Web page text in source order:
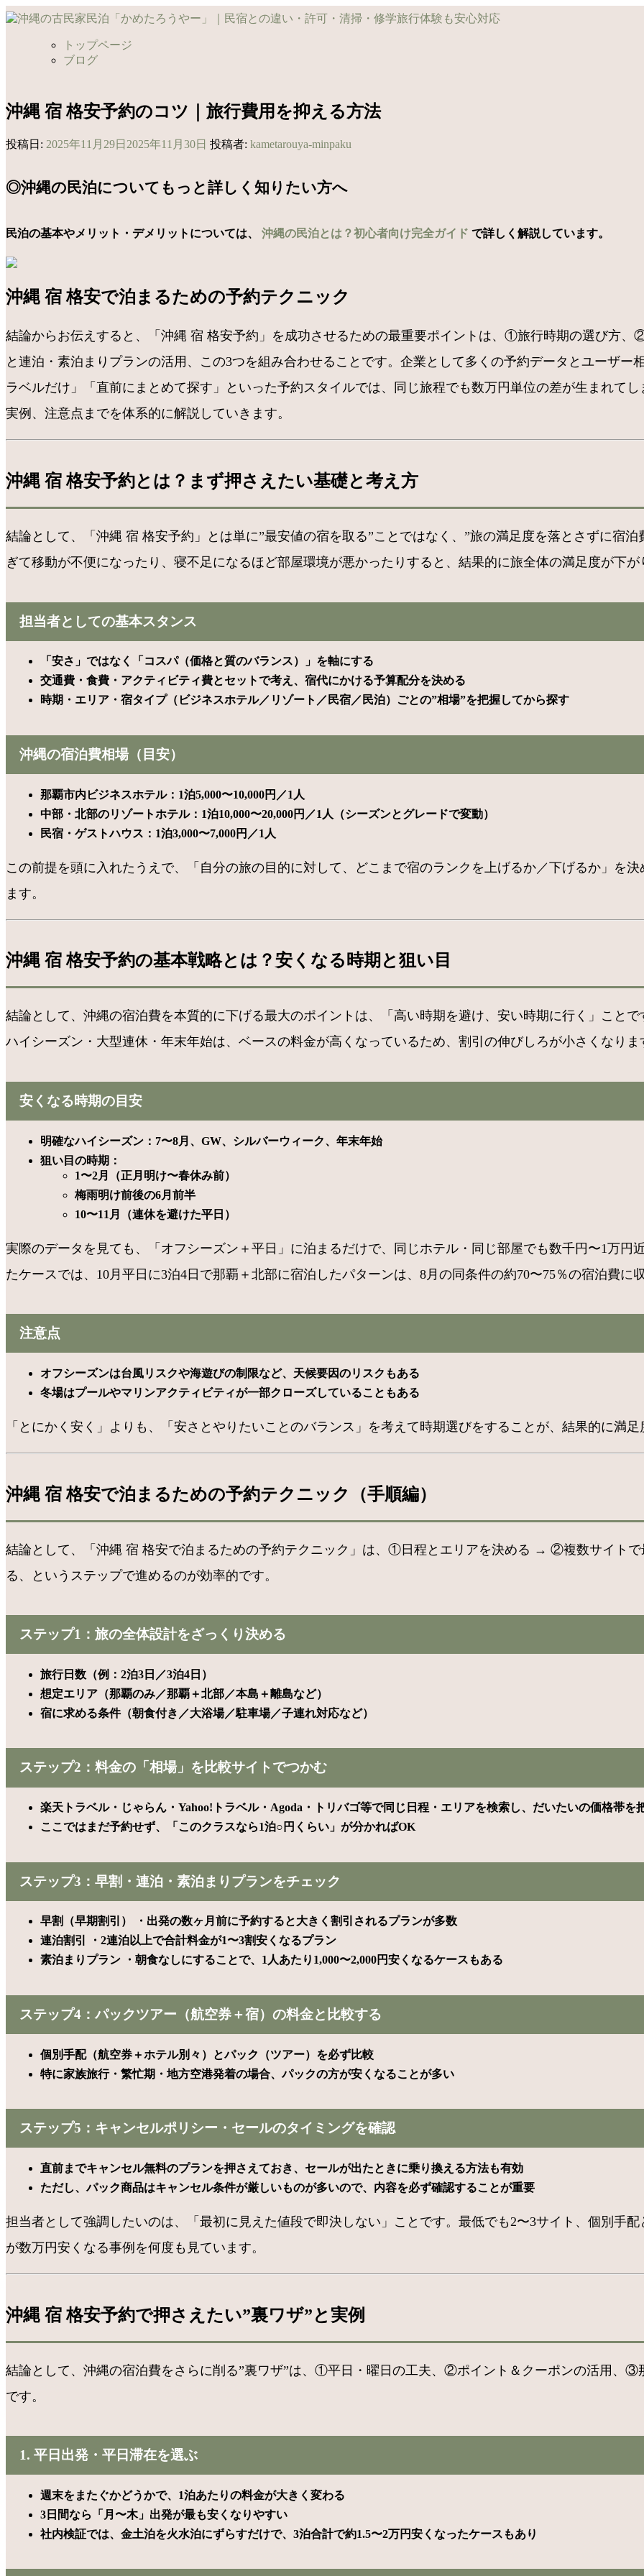
コ
ン
ス
キ
プ
トップページ
ブログ
沖縄 宿 格安予約のコツ｜旅行費用を抑える方法
投稿日: 2025年11月29日 2025年11月30日 投稿者: kametarouya-minpaku
◎沖縄の民泊についてもっと詳しく知りたい方へ
民泊の基本やメリット・デメリットについては、 沖縄の民泊とは？初心者向け完全ガイド で詳しく解説しています。
沖縄 宿 格安で泊まるための予約テクニック
結論からお伝えすると、「沖縄 宿 格安予約」を成功させるための最重要ポイントは、①旅行時期の選び方
と連泊・素泊まりプランの活用、この3つを組み合わせることです。企業として多くの予約データとユーザ
ラベルだけ」「直前にまとめて探す」といった予約スタイルでは、同じ旅程でも数万円単位の差が生まれて
実例、注意点までを体系的に解説していきます。
沖縄 宿 格安予約とは？まず押さえたい基礎と考え方
結論として、「沖縄 宿 格安予約」とは単に”最安値の宿を取る”ことではなく、”旅の満足度を落とさずに宿
ぎて移動が不便になったり、寝不足になるほど部屋環境が悪かったりすると、結果的に旅全体の満足度が下
担当者としての基本スタンス
「安さ」ではなく「コスパ（価格と質のバランス）」を軸にする
交通費・食費・アクティビティ費とセットで考え、宿代にかける予算配分を決める
時期・エリア・宿タイプ（ビジネスホテル／リゾート／民宿／民泊）ごとの”相場”を把握してから探す
沖縄の宿泊費相場（目安）
那覇市内ビジネスホテル：1泊5,000〜10,000円／1人
中部・北部のリゾートホテル：1泊10,000〜20,000円／1人（シーズンとグレードで変動）
民宿・ゲストハウス：1泊3,000〜7,000円／1人
この前提を頭に入れたうえで、「自分の旅の目的に対して、どこまで宿のランクを上げるか／下げるか」を
ます。
沖縄 宿 格安予約の基本戦略とは？安くなる時期と狙い目
結論として、沖縄の宿泊費を本質的に下げる最大のポイントは、「高い時期を避け、安い時期に行く」こと
ハイシーズン・大型連休・年末年始は、ベースの料金が高くなっているため、割引の伸びしろが小さくなりま
安くなる時期の目安
明確なハイシーズン：7〜8月、GW、シルバーウィーク、年末年始
狙い目の時期：
1〜2月（正月明け〜春休み前）
梅雨明け前後の6月前半
10〜11月（連休を避けた平日）
実際のデータを見ても、「オフシーズン＋平日」に泊まるだけで、同じホテル・同じ部屋でも数千円〜1万円
たケースでは、10月平日に3泊4日で那覇＋北部に宿泊したパターンは、8月の同条件の約70〜75％の宿泊費に
注意点
オフシーズンは台風リスクや海遊びの制限など、天候要因のリスクもある
冬場はプールやマリンアクティビティが一部クローズしていることもある
「とにかく安く」よりも、「安さとやりたいことのバランス」を考えて時期選びをすることが、結果的に満
沖縄 宿 格安で泊まるための予約テクニック（手順編）
結論として、「沖縄 宿 格安で泊まるための予約テクニック」は、①日程とエリアを決める → ②複数サイト
る、というステップで進めるのが効率的です。
ステップ1：旅の全体設計をざっくり決める
旅行日数（例：2泊3日／3泊4日）
想定エリア（那覇のみ／那覇＋北部／本島＋離島など）
宿に求める条件（朝食付き／大浴場／駐車場／子連れ対応など）
ステップ2：料金の「相場」を比較サイトでつかむ
楽天トラベル・じゃらん・Yahoo!トラベル・Agoda・トリバゴ等で同じ日程・エリアを検索し、だいたいの価格帯を
ここではまだ予約せず、「このクラスなら1泊○円くらい」が分かればOK
ステップ3：早割・連泊・素泊まりプランをチェック
早割（早期割引） ・出発の数ヶ月前に予約すると大きく割引されるプランが多数
連泊割引 ・2連泊以上で合計料金が1〜3割安くなるプラン
素泊まりプラン ・朝食なしにすることで、1人あたり1,000〜2,000円安くなるケースもある
ステップ4：パックツアー（航空券＋宿）の料金と比較する
個別手配（航空券＋ホテル別々）とパック（ツアー）を必ず比較
特に家族旅行・繁忙期・地方空港発着の場合、パックの方が安くなることが多い
ステップ5：キャンセルポリシー・セールのタイミングを確認
直前までキャンセル無料のプランを押さえておき、セールが出たときに乗り換える方法も有効
ただし、パック商品はキャンセル条件が厳しいものが多いので、内容を必ず確認することが重要
担当者として強調したいのは、「最初に見えた値段で即決しない」ことです。最低でも2〜3サイト、個別手
が数万円安くなる事例を何度も見ています。
沖縄 宿 格安予約で押さえたい”裏ワザ”と実例
結論として、沖縄の宿泊費をさらに削る”裏ワザ”は、①平日・曜日の工夫、②ポイント＆クーポンの活用、③
です。
1. 平日出発・平日滞在を選ぶ
週末をまたぐかどうかで、1泊あたりの料金が大きく変わる
3日間なら「月〜木」出発が最も安くなりやすい
社内検証では、金土泊を火水泊にずらすだけで、3泊合計で約1.5〜2万円安くなったケースもあり